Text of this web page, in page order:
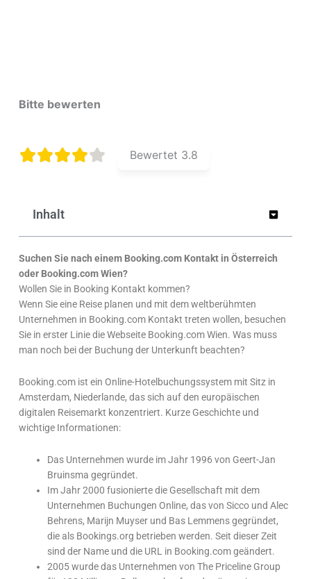
Bitte bewerten
Bewertet 3.8
Inhalt
Suchen Sie nach einem Booking.com Kontakt in Österreich
oder Booking.com Wien?
Wollen Sie in Booking Kontakt kommen?
Wenn Sie eine Reise planen und mit dem weltberühmten
Unternehmen in Booking.com Kontakt treten wollen, besuchen
Sie in erster Linie die Webseite Booking.com Wien. Was muss
man noch bei der Buchung der Unterkunft beachten?
Booking.com ist ein Online-Hotelbuchungssystem mit Sitz in
Amsterdam, Niederlande, das sich auf den europäischen
digitalen Reisemarkt konzentriert. Kurze Geschichte und
wichtige Informationen:
Das Unternehmen wurde im Jahr 1996 von Geert-Jan
Bruinsma gegründet.
Im Jahr 2000 fusionierte die Gesellschaft mit dem
Unternehmen Buchungen Online, das von Sicco und Alec
Behrens, Marijn Muyser und Bas Lemmens gegründet,
die als Bookings.org betrieben werden. Seit dieser Zeit
sind der Name und die URL in Booking.com geändert.
2005 wurde das Unternehmen von The Priceline Group